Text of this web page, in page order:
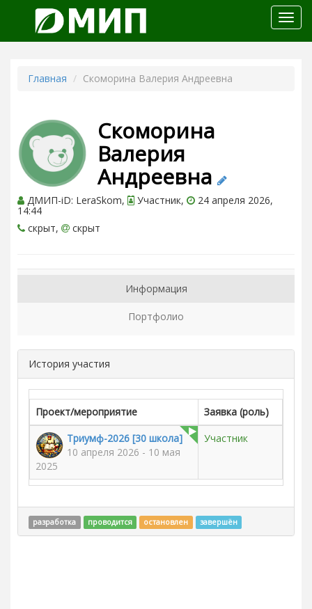
меню
Главная Скоморина Валерия Андреевна
Скоморина
Валерия
Андреевна
ДМИП-iD: LeraSkom, Участник, 24 апреля 2026,
14:44
скрыт,
скрыт
Информация
Портфолио
История участия
Проект/мероприятие
Заявка (роль)
Триумф-2026 [30 школа]
10 апреля 2026 - 10 мая
2025
Участник
разработка проводится остановлен завершён